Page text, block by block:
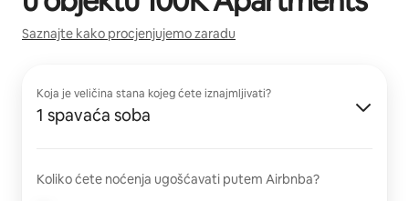
Saznajte kako procjenjujemo zaradu
Koja je veličina stana kojeg ćete iznajmljivati?
1 spavaća soba
Koliko ćete noćenja ugošćavati putem Airbnba?